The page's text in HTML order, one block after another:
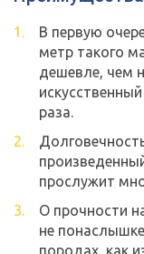
В первую
метр такого
дешевле, чем
раза.
прослужит
О прочности
не
породах, как